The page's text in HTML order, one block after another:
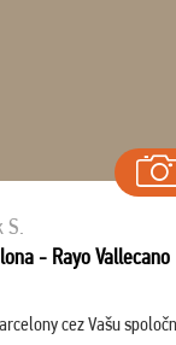
- Rayo Vallecano
cez Vašu